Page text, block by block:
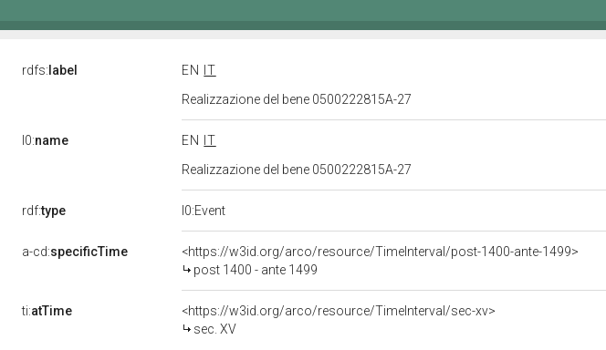
rdfs: label EN
IT
Realizzazione del bene 0500222815A-27
l0:name EN
IT
Realizzazione del bene 0500222815A-27
rdf:type l0:Event
a-cd:specificTime
<https://w3id.org/arco/resource/TimeInterval/post-1400-ante-1499>
post 1400 - ante 1499
ti:atTime
<https://w3id.org/arco/resource/TimeInterval/sec-xv>
sec. XV